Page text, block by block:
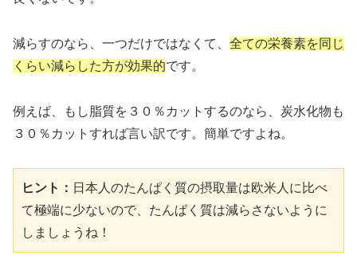
減らすのなら、一つだけではなくて、 全ての栄養素を同じ
くらい減らした方が効果的です。
例えば、もし脂質を３０％カットするのなら、炭水化物も
３０％カットすれば言い訳です。簡単ですよね。
ヒント： 日本人のたんぱく質の摂取量は欧米人に比べ
て極端に少ないので、たんぱく質は減らさないように
しましょうね！